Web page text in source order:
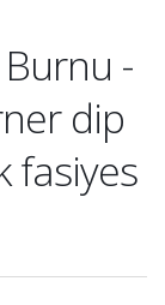
-
dip
fasiyes